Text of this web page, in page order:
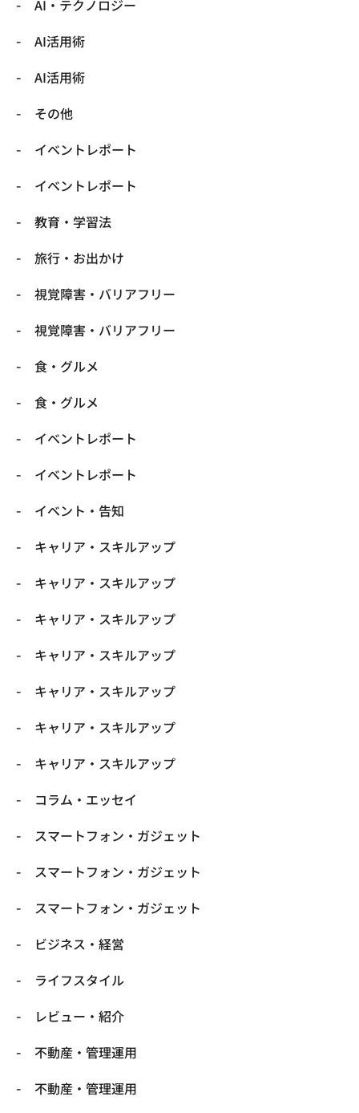
​AI・テクノロジー
​AI活用術
​AI活用術
​その他
​イベントレポート
​イベントレポート
​教育・学習法
​旅行・お出かけ
​視覚障害・バリアフリー
​視覚障害・バリアフリー
​食・グルメ
​食・グルメ
イベントレポート
イベントレポート
イベント・告知
キャリア・スキルアップ
キャリア・スキルアップ
キャリア・スキルアップ
キャリア・スキルアップ
キャリア・スキルアップ
キャリア・スキルアップ
キャリア・スキルアップ
コラム・エッセイ
スマートフォン・ガジェット
スマートフォン・ガジェット
スマートフォン・ガジェット
ビジネス・経営
ライフスタイル
レビュー・紹介
不動産・管理運用
不動産・管理運用